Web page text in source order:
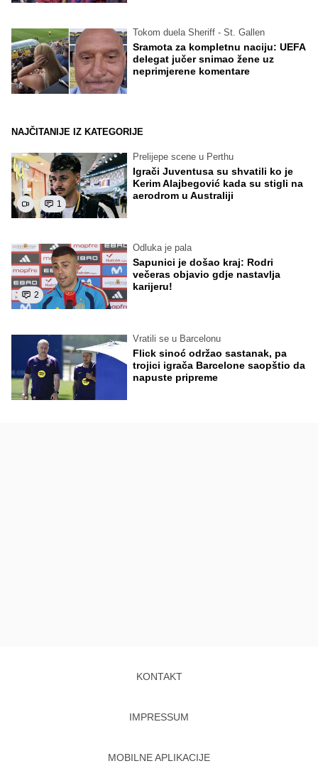
Tokom duela Sheriff - St. Gallen
Sramota za kompletnu naciju: UEFA
delegat jučer snimao žene uz
neprimjerene komentare
NAJČITANIJE IZ KATEGORIJE
1
Prelijepe scene u Perthu
Igrači Juventusa su shvatili ko je
Kerim Alajbegović kada su stigli na
aerodrom u Australiji
2
Odluka je pala
Sapunici je došao kraj: Rodri
večeras objavio gdje nastavlja
karijeru!
Vratili se u Barcelonu
Flick sinoć održao sastanak, pa
trojici igrača Barcelone saopštio da
napuste pripreme
KONTAKT
IMPRESSUM
MOBILNE APLIKACIJE